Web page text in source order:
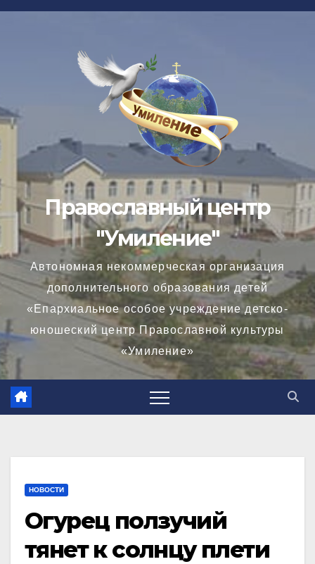
Перейти
Православный центр
"Умиление"
Автономная некоммерческая организация
дополнительного образования детей
«Епархиальное особое учреждение детско-
юношеский центр Православной культуры
«Умиление»
НОВОСТИ
Огурец ползучий
тянет к солнцу плети